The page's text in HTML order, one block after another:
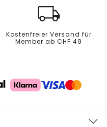
Kostenfreier Versand für
Member ab CHF 49